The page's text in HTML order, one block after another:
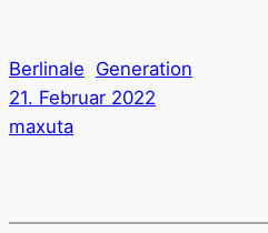
Berlinale Generation
21. Februar 2022
maxuta